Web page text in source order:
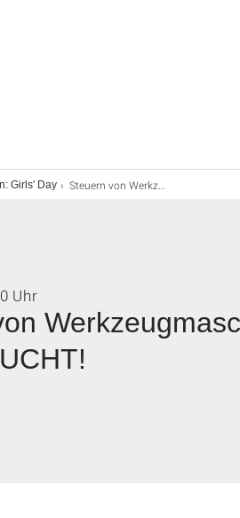
Girls' Day Steuern von Werkzeugmaschinen und Robotern - AUSGEBUCHT!
Uhr